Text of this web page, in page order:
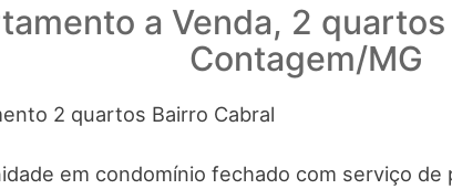
a Venda, 2
Contagem/MG
2 quartos Bairro Cabral
em condomínio fechado com serviço de